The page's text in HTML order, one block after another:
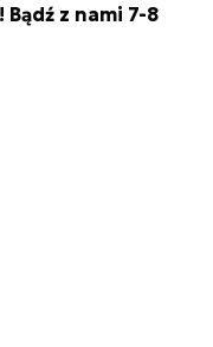
Bądź z nami 7-8